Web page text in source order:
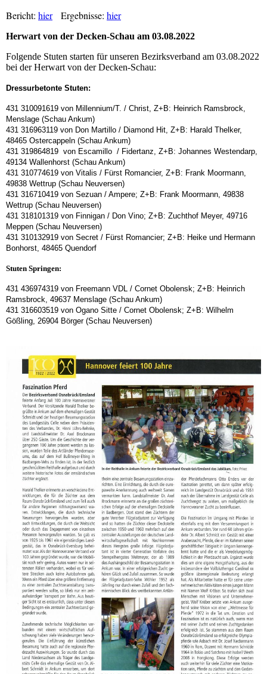
Bericht: hierErgebnisse: hier
Herwart von der Decken-Schau am 03.08.2022
Folgende Stuten starten für unseren Bezirksverband am 03.08.2022
bei der Herwart von der Decken-Schau:
Dressurbetonte Stuten:
431 310091619 von Millennium/T. / Christ, Z+B: Heinrich Ramsbrock,
Menslage (Schau Ankum)
431 316963119 von Don Martillo / Diamond Hit, Z+B: Harald Thelker,
48465 Ostercappeln (Schau Ankum)
431 319864819 von Escamillo / Fidertanz, Z+B: Johannes Westendarp,
49134 Wallenhorst (Schau Ankum)
431 310774619 von Vitalis / Fürst Romancier, Z+B: Frank Moormann,
49838 Wettrup (Schau Neuversen)
431 316710419 von Sezuan / Ampere; Z+B: Frank Moormann, 49838
Wettrup (Schau Neuversen)
431 318101319 von Finnigan / Don Vino; Z+B: Zuchthof Meyer, 49716
Meppen (Schau Neuversen)
431 310132919 von Secret / Fürst Romancier; Z+B: Heike und Hermann
Bonhorst, 48465 Quendorf
Stuten Springen:
431 436974319 von Freemann VDL / Cornet Obolensk; Z+B: Heinrich
Ramsbrock, 49637 Menslage (Schau Ankum)
431 316603519 von Ogano Sitte / Cornet Obolensk; Z+B: Wilhelm
Gößling, 26904 Börger (Schau Neuversen)